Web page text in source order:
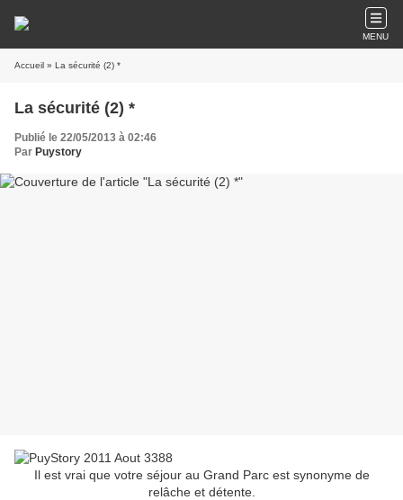
MENU
Accueil » La sécurité (2) *
La sécurité (2) *
Publié le 22/05/2013 à 02:46
Par Puystory
Il est vrai que votre séjour au Grand Parc est synonyme de
relâche et détente.